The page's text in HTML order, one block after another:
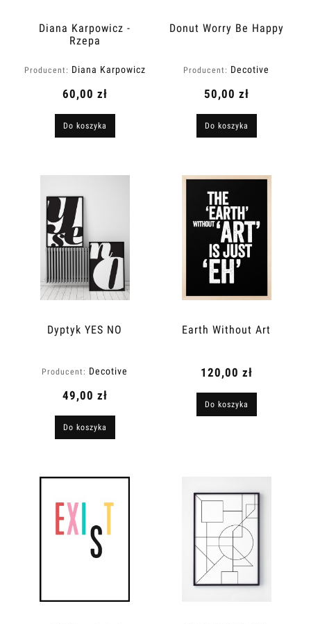
Diana Karpowicz -
Rzepa
Producent: Diana Karpowicz
60,00 zł
Do koszyka
Donut Worry Be Happy
Producent: Decotive
50,00 zł
Do koszyka
Dyptyk YES NO
Producent: Decotive
49,00 zł
Do koszyka
Earth Without Art
120,00 zł
Do koszyka